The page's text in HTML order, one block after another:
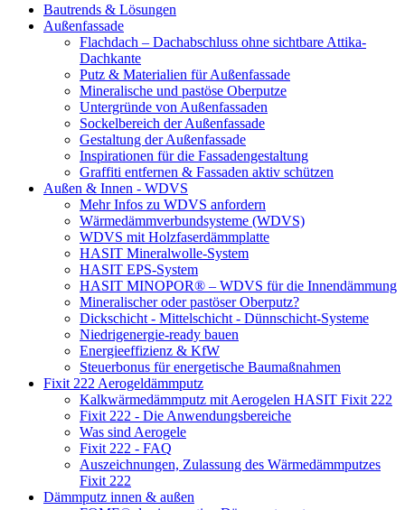
Bautrends & Lösungen
Außenfassade
Flachdach – Dachabschluss ohne sichtbare Attika-
Dachkante
Putz & Materialien für Außenfassade
Mineralische und pastöse Oberputze
Untergründe von Außenfassaden
Sockelbereich der Außenfassade
Gestaltung der Außenfassade
Inspirationen für die Fassadengestaltung
Graffiti entfernen & Fassaden aktiv schützen
Außen & Innen - WDVS
Mehr Infos zu WDVS anfordern
Wärmedämmverbundsysteme (WDVS)
WDVS mit Holzfaserdämmplatte
HASIT Mineralwolle-System
HASIT EPS-System
HASIT MINOPOR® – WDVS für die Innendämmung
Mineralischer oder pastöser Oberputz?
Dickschicht - Mittelschicht - Dünnschicht-Systeme
Niedrigenergie-ready bauen
Energieeffizienz & KfW
Steuerbonus für energetische Baumaßnahmen
Fixit 222 Aerogeldämmputz
Kalkwärmedämmputz mit Aerogelen HASIT Fixit 222
Fixit 222 - Die Anwendungsbereiche
Was sind Aerogele
Fixit 222 - FAQ
Auszeichnungen, Zulassung des Wärmedämmputzes
Fixit 222
Dämmputz innen & außen